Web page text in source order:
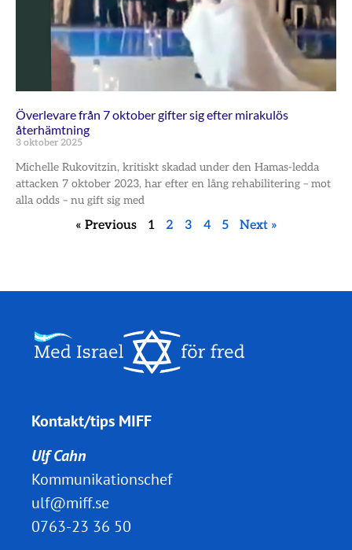
Överlevare från 7 oktober gifter sig efter mirakulös
återhämtning
3 oktober 2025
Michelle Rukovitzin, kritiskt skadad under den Hamas-ledda
attacken 7 oktober 2023, har efter en lång rehabilitering – mot
alla odds – nu gift sig med
« Previous 1 2 3 4 5 Next »
Kontakt/tips MIFF
Ulf Cahn
Kommunikationschef
ulf@miff.se
0763-23 36 50